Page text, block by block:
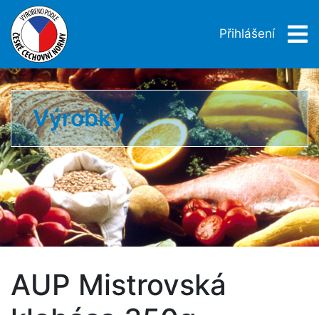
Přihlášení
Výrobky
AUP Mistrovská